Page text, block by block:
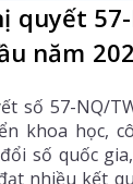
quyết
năm
số 57-NQ/
khoa học,
số quốc
nhiều kết